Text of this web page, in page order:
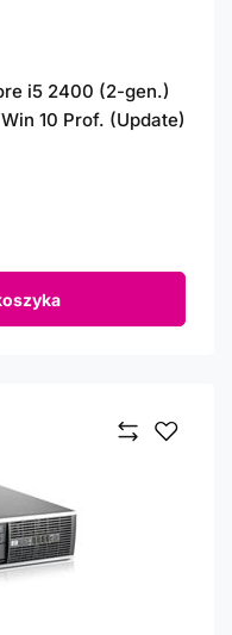
i5 2400 (2-gen.)
10 Prof. (Update)